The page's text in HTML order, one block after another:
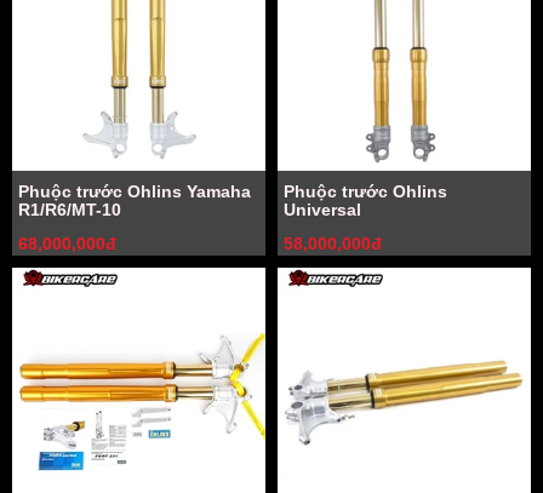
Phuộc trước Ohlins Yamaha
R1/R6/MT-10
68,000,000đ
Phuộc trước Ohlins
Universal
58,000,000đ